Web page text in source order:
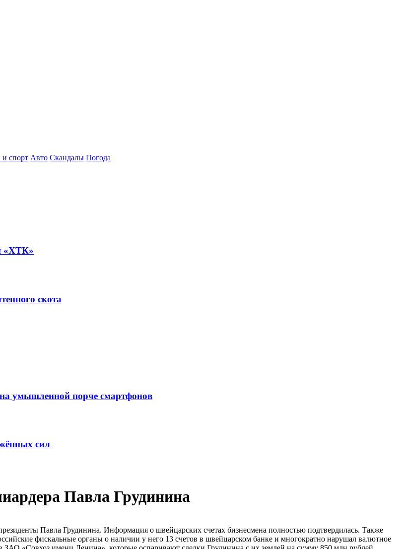
и спорт Авто Скандалы Погода
«ХТК»
скота
умышленной порче смартфонов
сил
Павла Грудинина
Павла Грудинина. Информация о швейцарских счетах бизнесмена полностью подтвердилась. Также
фискальные органы о наличии у него 13 счетов в швейцарском банке и многократно нарушал валютное